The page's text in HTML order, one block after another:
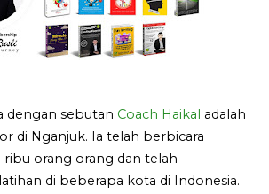
dengan sebutan Coach Haikal adalah
di Nganjuk. Ia telah berbicara
orang orang dan telah
di beberapa kota di Indonesia.